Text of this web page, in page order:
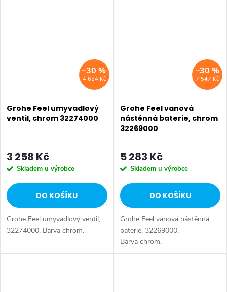
4 654 Kč
–30 %
Grohe Feel umyvadlový
ventil, chrom 32274000
3 258 Kč
Skladem u výrobce
DO KOŠÍKU
Grohe Feel umyvadlový ventil,
32274000. Barva chrom.
7 547 Kč
–30 %
Grohe Feel vanová
nástěnná baterie, chrom
32269000
5 283 Kč
Skladem u výrobce
DO KOŠÍKU
Grohe Feel vanová nástěnná
baterie, 32269000.
Barva chrom.